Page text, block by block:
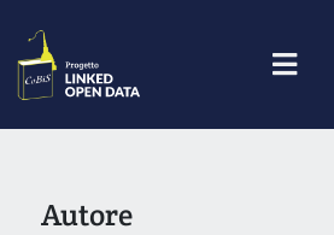
Autore